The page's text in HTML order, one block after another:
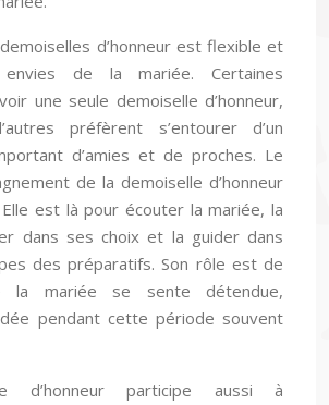
d’honneur est flexible et
de la mariée. Certaines
une seule demoiselle d’honneur,
préfèrent s’entourer d’un
d’amies et de proches. Le
de la demoiselle d’honneur
est là pour écouter la mariée, la
dans ses choix et la guider dans
des préparatifs. Son rôle est de
la mariée se sente détendue,
pendant cette période souvent
d’honneur participe aussi à